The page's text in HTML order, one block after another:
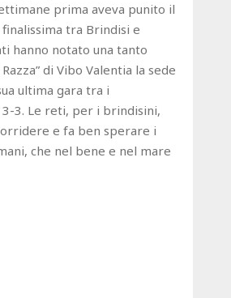
prima aveva punito il
tra Brindisi e
hanno notato una tanto
di Vibo Valentia la sede
ultima gara tra i
3-3. Le reti, per i brindisini,
e fa ben sperare i
che nel bene e nel mare